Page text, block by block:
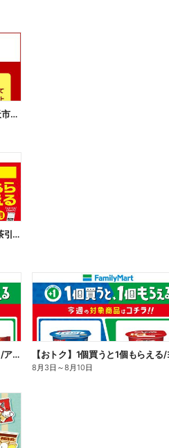
楽天ポイントカード提示で、楽天市場でのお買い物がおトクに!
【無料引換券!】焼き麺買うとお茶引換券貰える!
【おトク】1個買うと1個もらえる/アイス
8月3日 ～8月10日